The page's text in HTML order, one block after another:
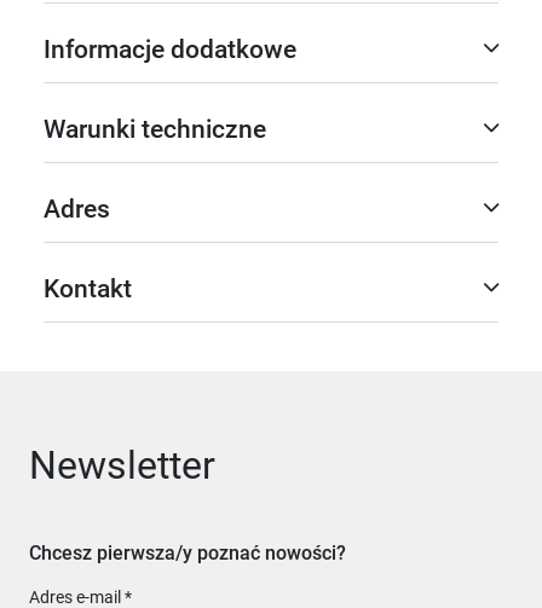
Informacje dodatkowe
Warunki techniczne
Adres
Kontakt
Newsletter
Chcesz pierwsza/y poznać nowości?
Adres e-mail